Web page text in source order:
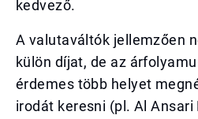
kedvező.
A valutaváltók jellemzően
külön díjat, de az
érdemes több helyet
irodát keresni (pl. Al Ansari